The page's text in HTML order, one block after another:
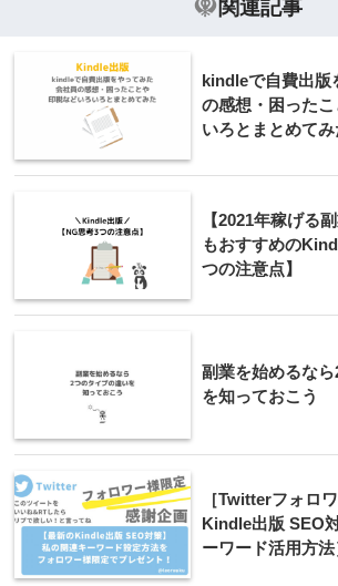
関連記事
kindleで自費出版
の感想・困った
いろとまとめてみ
【2021年稼げる
もおすすめの
つの注意点】
副業を始めるな
を知っておこう
［Twitterフォロ
Kindle出版 SEO
ーワード活用方法